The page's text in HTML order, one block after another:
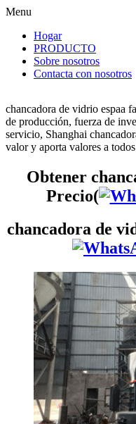
Menu
Hogar
PRODUCTO
Sobre nosotros
Contacta con nosotros
chancadora de vidrio espaa
de producción, fuerza de
servicio, Shanghai
valor y aporta valores a
Obtener
Precio(
chancadora de